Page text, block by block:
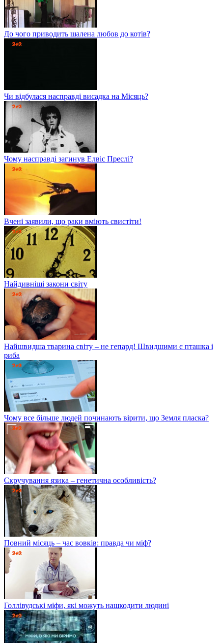
До чого приводить шалена любов до котів?
Чи відбулася насправді висадка на Місяць?
Чому насправді загинув Елвіс Преслі?
Вчені заявили, що раки вміють свистіти!
Найдивніші закони світу
Найшвидша тварина світу – не гепард! Швидшими є пташка і
риба
Чому все більше людей починають вірити, що Земля пласка?
Скручування язика – генетична особливість?
Повний місяць – час вовків: правда чи міф?
Голлівудські міфи, які можуть нашкодити людині